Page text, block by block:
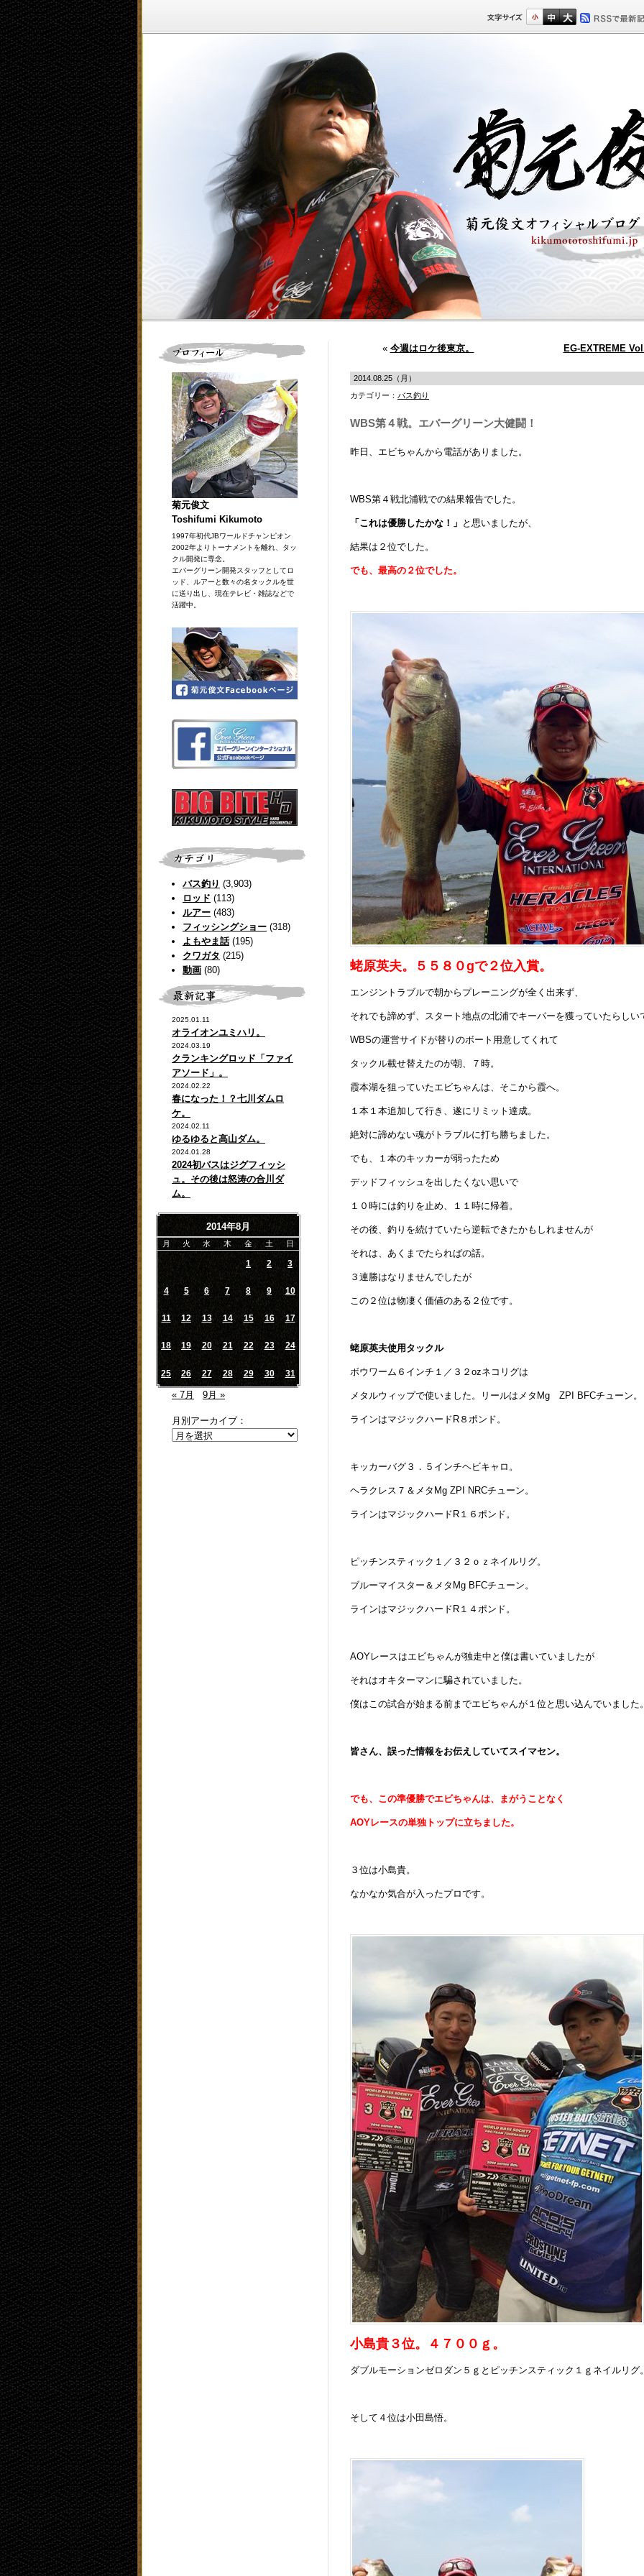
菊元俊文
Toshifumi Kikumoto
1997年初代JBワールドチャンピオン
2002年よりトーナメントを離れ、タッ
クル開発に専念。
エバーグリーン開発スタッフとしてロ
ッド、ルアーと数々の名タックルを世
に送り出し、現在テレビ・雑誌などで
活躍中。
バス釣り (3,903)
ロッド (113)
ルアー (483)
フィッシングショー (318)
よもやま話(195)
クワガタ (215)
動画 (80)
2025.01.11
オライオンユミハリ。
2024.03.19
クランキングロッド「ファイ
アソード」。
2024.02.22
春になった！？七川ダムロ
ケ。
2024.02.11
ゆるゆると高山ダム。
2024.01.28
2024初バスはジグフィッシ
ュ。その後は怒涛の合川ダ
ム。
2014年8月
月 火 水 木 金 土 日
1 2 3
4 5 6 7 8 9 10
11 12 13 14 15 16 17
18 19 20 21 22 23 24
25 26 27 28 29 30 31
« 7月 9月 »
月別アーカイブ：
« 今週はロケ後東京。 EG-EXTREME
2014.08.25（月）
カテゴリー： バス釣り
WBS第４戦。エバーグリーン大健闘！
昨日、エビちゃんから電話がありました。
WBS第４戦北浦戦での結果報告でした。
「これは優勝したかな！」 と思いましたが、
結果は２位でした。
でも、最高の２位でした。
蛯原英夫。５５８０gで２位入賞。
エンジントラブルで朝からプレーニングが全く出来ず、
それでも諦めず、スタート地点の北浦でキーパーを獲っていたらしい
WBSの運営サイドが替りのボート用意してくれて
タックル載せ替えたのが朝、７時。
霞本湖を狙っていたエビちゃんは、そこから霞へ。
１本１本追加して行き、遂にリミット達成。
絶対に諦めない魂がトラブルに打ち勝ちました。
でも、１本のキッカーが弱ったため
デッドフィッシュを出したくない思いで
１０時には釣りを止め、１１時に帰着。
その後、釣りを続けていたら逆転できたかもしれませんが
それは、あくまでたらればの話。
３連勝はなりませんでしたが
この２位は物凄く価値のある２位です。
蛯原英夫使用タックル
ボウワーム６インチ１／３２ozネコリグは
メタルウィップで使いました。リールはメタMg ZPI BFCチューン。
ラインはマジックハードR８ポンド。
キッカーバグ３．５インチヘビキャロ。
ヘラクレス７＆メタMg ZPI NRCチューン。
ラインはマジックハードR１６ポンド。
ピッチンスティック１／３２ｏｚネイルリグ。
ブルーマイスター＆メタMg BFCチューン。
ラインはマジックハードR１４ポンド。
AOYレースはエビちゃんが独走中と僕は書いていましたが
それはオキターマンに騙されていました。
僕はこの試合が始まる前までエビちゃんが１位と思い込んでいました
皆さん、誤った情報をお伝えしていてスイマセン。
でも、この準優勝でエビちゃんは、まがうことなく
AOYレースの単独トップに立ちました。
３位は小島貴。
なかなか気合が入ったプロです。
小島貴３位。４７００ｇ。
ダブルモーションゼロダン５ｇとピッチンスティック１ｇネイルリグ
そして４位は小田島悟。